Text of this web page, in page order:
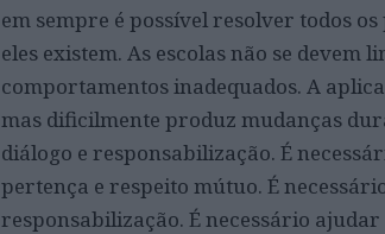
em sempre é possível resolver todos
eles existem. As escolas não se
comportamentos inadequados. A
mas dificilmente produz mudanças
diálogo e responsabilização. É
pertença e respeito mútuo. É
responsabilização. É necessário